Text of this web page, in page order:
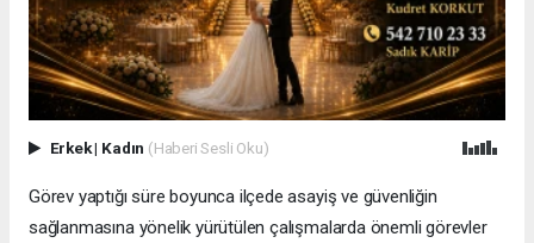
Erkek| Kadın (Haberi Sesli Oku)
Görev yaptığı süre boyunca ilçede asayiş ve güvenliğin
sağlanmasına yönelik yürütülen çalışmalarda önemli görevler